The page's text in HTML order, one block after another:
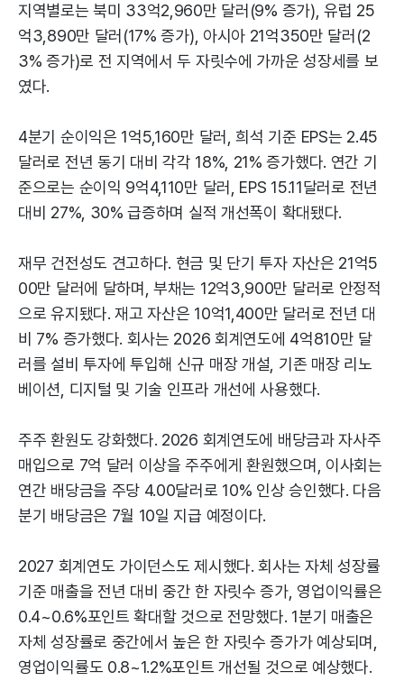
지역별로는 북미 33억2,960만 달러(9% 증가), 유럽 25
억3,890만 달러(17% 증가), 아시아 21억350만 달러(2
3% 증가)로 전 지역에서 두 자릿수에 가까운 성장세를 보
였다.
4분기 순이익은 1억5,160만 달러, 희석 기준 EPS는 2.45
달러로 전년 동기 대비 각각 18%, 21% 증가했다. 연간 기
준으로는 순이익 9억4,110만 달러, EPS 15.11달러로 전년
대비 27%, 30% 급증하며 실적 개선폭이 확대됐다.
재무 건전성도 견고하다. 현금 및 단기 투자 자산은 21억5
00만 달러에 달하며, 부채는 12억3,900만 달러로 안정적
으로 유지됐다. 재고 자산은 10억1,400만 달러로 전년 대
비 7% 증가했다. 회사는 2026 회계연도에 4억810만 달
러를 설비 투자에 투입해 신규 매장 개설, 기존 매장 리노
베이션, 디지털 및 기술 인프라 개선에 사용했다.
주주 환원도 강화했다. 2026 회계연도에 배당금과 자사주
매입으로 7억 달러 이상을 주주에게 환원했으며, 이사회는
연간 배당금을 주당 4.00달러로 10% 인상 승인했다. 다음
분기 배당금은 7월 10일 지급 예정이다.
2027 회계연도 가이던스도 제시했다. 회사는 자체 성장률
기준 매출을 전년 대비 중간 한 자릿수 증가, 영업이익률은
0.4~0.6%포인트 확대할 것으로 전망했다. 1분기 매출은
자체 성장률로 중간에서 높은 한 자릿수 증가가 예상되며,
영업이익률도 0.8~1.2%포인트 개선될 것으로 예상했다.